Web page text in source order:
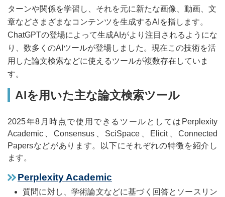
ターンや関係を学習し、それを元に新たな画像、動画、文
章などさまざまなコンテンツを生成するAIを指します。
ChatGPTの登場によって生成AIがより注目されるようにな
り、数多くのAIツールが登場しました。現在この技術を活
用した論文検索などに使えるツールが複数存在していま
す。
AIを用いた主な論文検索ツール
2025年8月時点で使用できるツールとしてはPerplexity
Academic、Consensus、SciSpace、Elicit、Connected
Papersなどがあります。以下にそれぞれの特徴を紹介し
ます。
Perplexity Academic
質問に対し、学術論文などに基づく回答とソースリン